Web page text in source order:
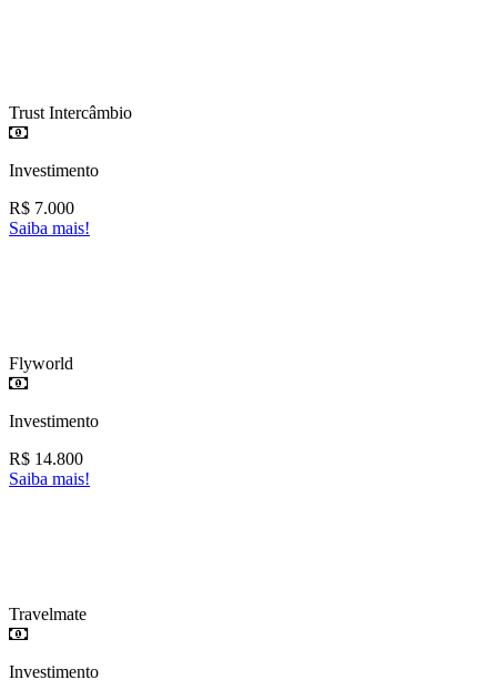
Trust Intercâmbio
Investimento
R$ 7.000
Saiba mais!
Flyworld
Investimento
R$ 14.800
Saiba mais!
Travelmate
Investimento